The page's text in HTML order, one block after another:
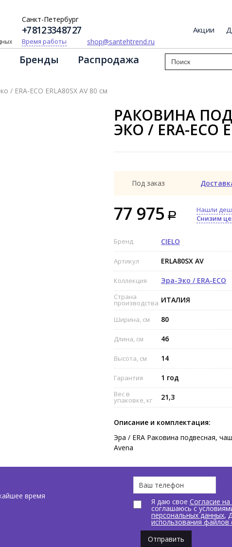
Санкт-Петербург
+7 812 334 87 27
Время работы shop@santehtrend.ru
Акции
Бренды Распродажа
/ ERA-ECO ERLA80SX AV 80 см
РАКОВИНА
ЭКО / ERA-ECO
Под заказ
77 975
Нашли
Снизим
Бренд CIELO
Артикул ERLA80SX AV
Коллекция Эра-Эко / ERA-ECO
Страна
производства ИТАЛИЯ
Ширина, см 80
Длина, см 46
Высота, см 14
Гарантия 1 год
Вес в
упаковке, кг 21,3
Описание и комплектация:
Эра / ERA Раковина подвесная,
Avena
время
Я даю свое Согласие
соглашаюсь с
персональных данных,
использования файлов
Отправить